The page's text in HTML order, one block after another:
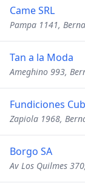
Came SRL
Pampa 1141,
Tan a la Moda
Ameghino 993,
Fundiciones
Zapiola 1968,
Borgo SA
Av Los Quilmes